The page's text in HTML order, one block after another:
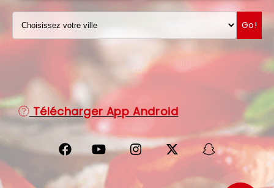
Go!
Télécharger App Android